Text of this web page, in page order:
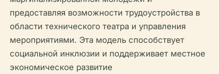
предоставляя возможности трудоустройства в
области технического театра и управления
мероприятиями. Эта модель способствует
социальной инклюзии и поддерживает местное
экономическое развитие